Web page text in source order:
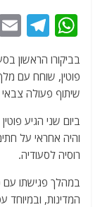
W
at
s
A
p
p
T
e
g
ra
m
בביקורו הראשון
פוטין, שוחח עם
שיתוף פעולה צבאי
ביום שני הגיע
והיה אחראי על
רוסיה לסעודיה.
במהלך פגישתו עם
המדינות, ובמיוחד